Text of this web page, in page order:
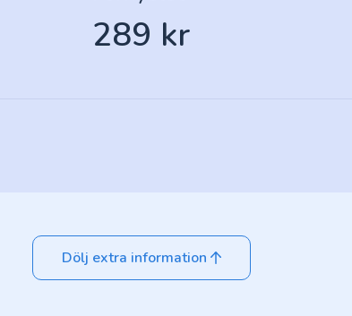
289 kr
Dölj extra information